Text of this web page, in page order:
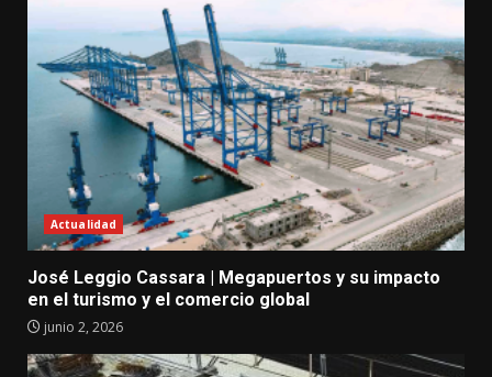
Actualidad
José Leggio Cassara | Megapuertos y su impacto
en el turismo y el comercio global
junio 2, 2026